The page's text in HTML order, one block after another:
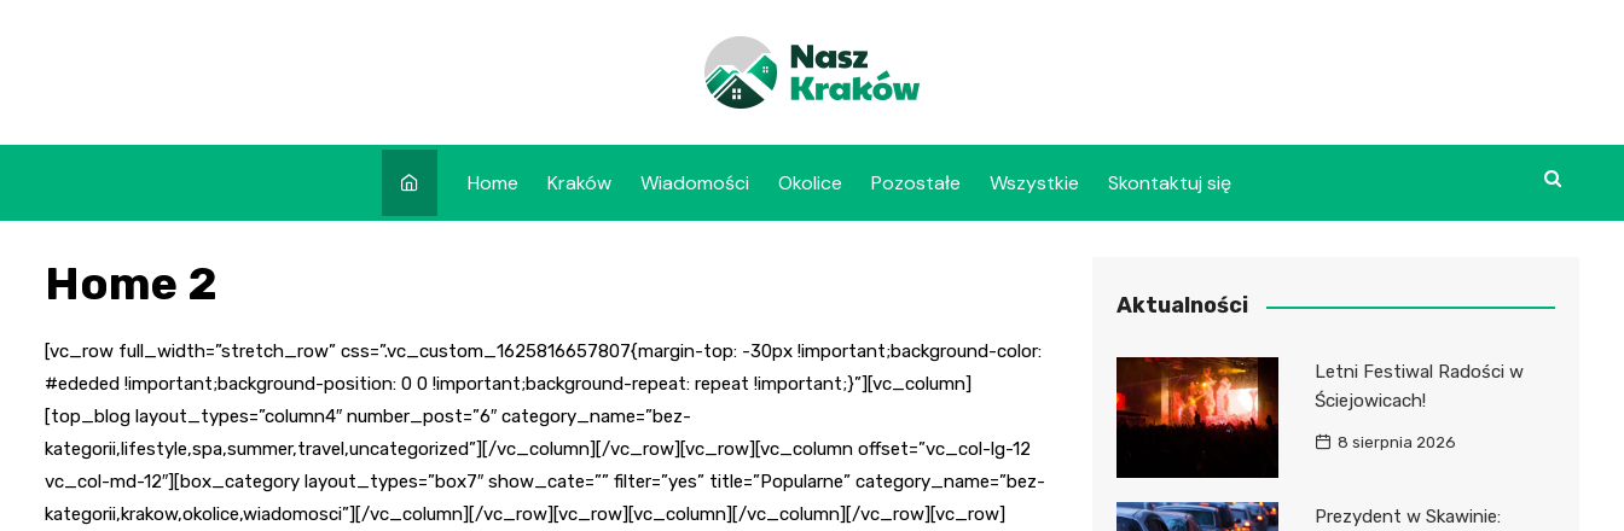
Home Kraków Wiadomości Okolice Pozostałe Wszystkie Skontaktuj się
Home 2
[vc_row full_width=”stretch_row” css=”.vc_custom_1625816657807{margin-top: -30px !important;background-color:
#ededed !important;background-position: 0 0 !important;background-repeat: repeat !important;}”][vc_column]
[top_blog layout_types=”column4″ number_post=”6″ category_name=”bez-
kategorii,lifestyle,spa,summer,travel,uncategorized”][/vc_column][/vc_row][vc_row][vc_column offset=”vc_col-lg-12
vc_col-md-12″][box_category layout_types=”box7″ show_cate=”” filter=”yes” title=”Popularne” category_name=”bez-
kategorii,krakow,okolice,wiadomosci”][/vc_column][/vc_row][vc_row][vc_column][/vc_column][/vc_row][vc_row]
Aktualności
Letni Festiwal Radości w
Ściejowicach!
8 sierpnia 2026
Prezydent w Skawinie: